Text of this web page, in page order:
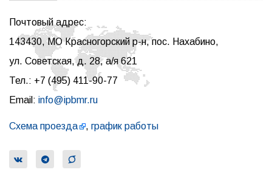
Почтовый адрес:
143430, МО Красногорский р-н, пос. Нахабино,
ул. Советская, д. 28, а/я 621
Тел.: +7 (495) 411-90-77
Email: info@ipbmr.ru
Схема проезда , график работы